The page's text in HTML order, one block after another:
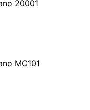
20001
MC101